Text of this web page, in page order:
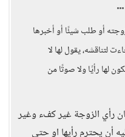
أو طلب شيئًا أو أخبرها
لتناقشه، يقول لها لا
لها رأيًا ولا صوتًا من
رأي الزوجة غير كفء وغير
أن يحترم رأيها او حتى